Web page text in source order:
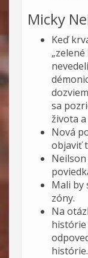
Micky
Keď
sa
života
Nová
objaviť
Mali by
zóny.
Na
histórie
histórie.